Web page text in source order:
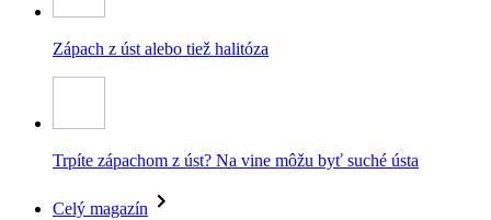
Zápach z úst alebo tiež halitóza
Trpíte zápachom z úst? Na vine môžu byť suché ústa
Celý magazín